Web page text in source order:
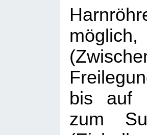
bis auf
zum